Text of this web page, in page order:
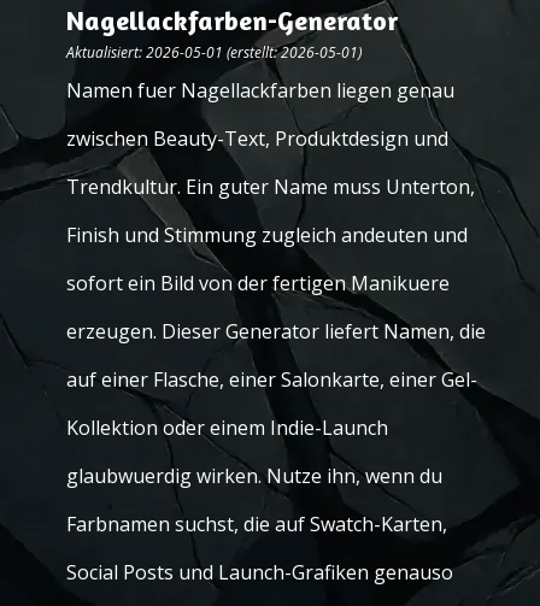
Nagellackfarben-Generator
Aktualisiert: 2026-05-01 (erstellt: 2026-05-01)
Namen fuer Nagellackfarben liegen genau
zwischen Beauty-Text, Produktdesign und
Trendkultur. Ein guter Name muss Unterton,
Finish und Stimmung zugleich andeuten und
sofort ein Bild von der fertigen Manikuere
erzeugen. Dieser Generator liefert Namen, die
auf einer Flasche, einer Salonkarte, einer Gel-
Kollektion oder einem Indie-Launch
glaubwuerdig wirken. Nutze ihn, wenn du
Farbnamen suchst, die auf Swatch-Karten,
Social Posts und Launch-Grafiken genauso